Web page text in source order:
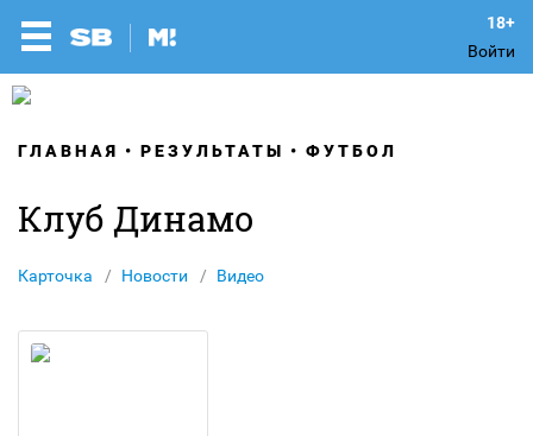
Войти
ГЛАВНАЯ РЕЗУЛЬТАТЫ ФУТБОЛ
Клуб Динамо
Карточка Новости Видео